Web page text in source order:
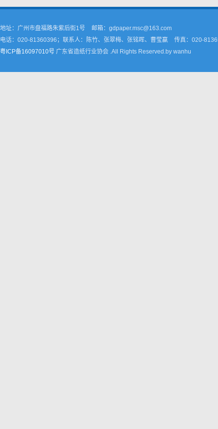
地址：广州市盘福路朱紫后街1号
邮箱：gdpaper.msc@163.com
电话：020-81360396；联系人：陈竹、张翠梅、张铭晖、曹莹嬴
传真：020-
粤ICP备16097010号 广东省造纸行业协会 .All Rights Reserved.by wanhu